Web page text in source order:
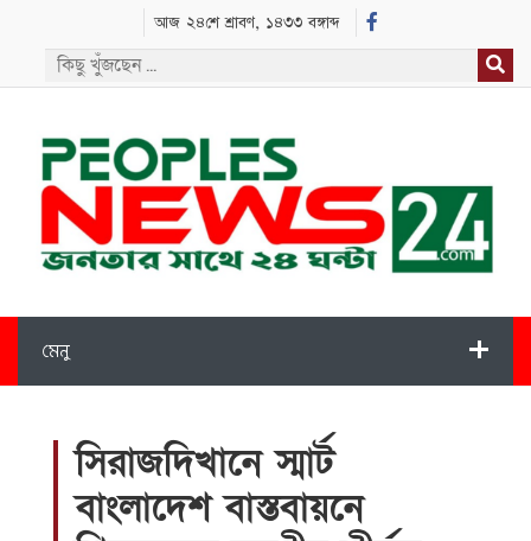
আজ ২৪শে শ্রাবণ, ১৪৩৩ বঙ্গাব্দ
মেনু
সিরাজদিখানে স্মার্ট
বাংলাদেশ বাস্তবায়নে